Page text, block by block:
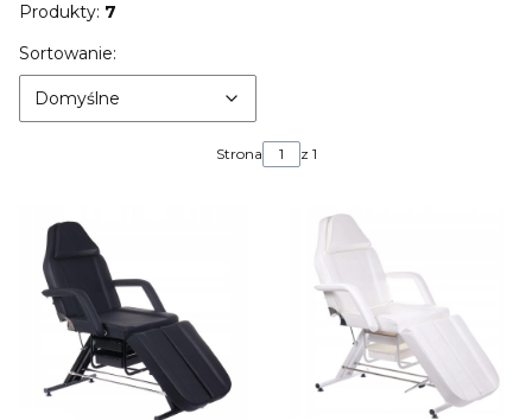
Produkty: 7
Lista produktów
Sortowanie:
Domyślne
Strona z 1